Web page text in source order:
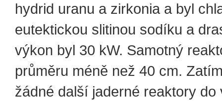
hydrid uranu a zirkonia a byl
eutektickou slitinou sodíku a
výkon byl 30 kW. Samotný
průměru méně než 40 cm.
žádné další jaderné reaktory do